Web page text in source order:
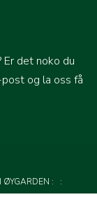
det noko du
og la oss få
ØYGARDEN : :